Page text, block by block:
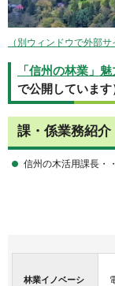
（別ウィンドウで外部サ
「信州の林業」
で公開しています
課・係業務紹介
信州の木活用課長・
林業イノベーシ